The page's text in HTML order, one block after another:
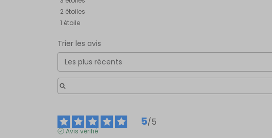
2 étoiles
1 étoile
Trier les avis
5/5
Avis vérifié